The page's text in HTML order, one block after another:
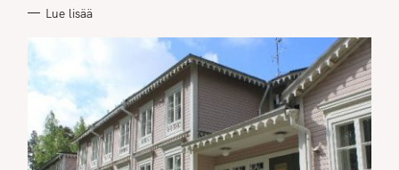
I
Lue lisää